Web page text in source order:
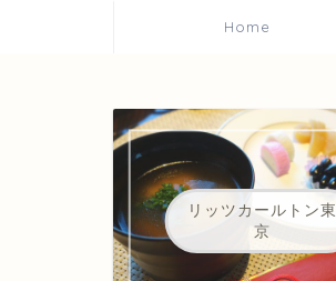
Home
リッツカールトン東
京